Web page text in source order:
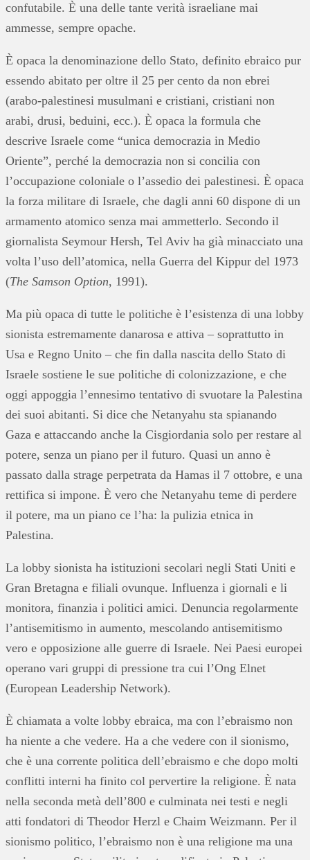
confutabile. È una delle tante verità israeliane mai
ammesse, sempre opache.
È opaca la denominazione dello Stato, definito ebraico pur
essendo abitato per oltre il 25 per cento da non ebrei
(arabo-palestinesi musulmani e cristiani, cristiani non
arabi, drusi, beduini, ecc.). È opaca la formula che
descrive Israele come “unica democrazia in Medio
Oriente”, perché la democrazia non si concilia con
l’occupazione coloniale o l’assedio dei palestinesi. È opaca
la forza militare di Israele, che dagli anni 60 dispone di un
armamento atomico senza mai ammetterlo. Secondo il
giornalista Seymour Hersh, Tel Aviv ha già minacciato una
volta l’uso dell’atomica, nella Guerra del Kippur del 1973
(The Samson Option, 1991).
Ma più opaca di tutte le politiche è l’esistenza di una lobby
sionista estremamente danarosa e attiva – soprattutto in
Usa e Regno Unito – che fin dalla nascita dello Stato di
Israele sostiene le sue politiche di colonizzazione, e che
oggi appoggia l’ennesimo tentativo di svuotare la Palestina
dei suoi abitanti. Si dice che Netanyahu sta spianando
Gaza e attaccando anche la Cisgiordania solo per restare al
potere, senza un piano per il futuro. Quasi un anno è
passato dalla strage perpetrata da Hamas il 7 ottobre, e una
rettifica si impone. È vero che Netanyahu teme di perdere
il potere, ma un piano ce l’ha: la pulizia etnica in
Palestina.
La lobby sionista ha istituzioni secolari negli Stati Uniti e
Gran Bretagna e filiali ovunque. Influenza i giornali e li
monitora, finanzia i politici amici. Denuncia regolarmente
l’antisemitismo in aumento, mescolando antisemitismo
vero e opposizione alle guerre di Israele. Nei Paesi europei
operano vari gruppi di pressione tra cui l’Ong Elnet
(European Leadership Network).
È chiamata a volte lobby ebraica, ma con l’ebraismo non
ha niente a che vedere. Ha a che vedere con il sionismo,
che è una corrente politica dell’ebraismo e che dopo molti
conflitti interni ha finito col pervertire la religione. È nata
nella seconda metà dell’800 e culminata nei testi e negli
atti fondatori di Theodor Herzl e Chaim Weizmann. Per il
sionismo politico, l’ebraismo non è una religione ma una